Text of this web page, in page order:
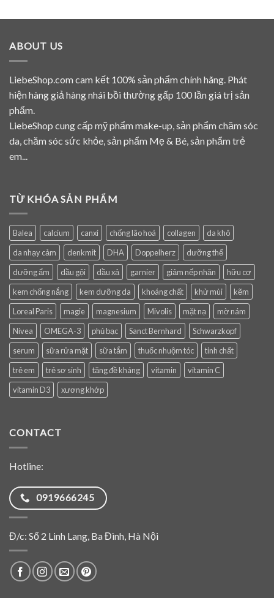
ABOUT US
LiebeShop.com cam kết 100% sản phẩm chính hãng. Phát
hiện hàng giả hàng nhái bồi thường gấp 100 lần giá trị sản
phẩm.
LiebeShop cung cấp mỹ phẩm make-up, sản phẩm chăm sóc
da, chăm sóc sức khỏe, sản phẩm Mẹ & Bé, sản phẩm trẻ
em...
TỪ KHÓA SẢN PHẨM
Balea calcium canxi chống lão hoá collagen
da khô
da nhạy cảm
denkmit DHA Doppelherz
dưỡng thể
dưỡng ẩm
dầu gội dầu xả garnier giảm nếp nhăn
hữu cơ
kem chống nắng
kem dưỡng da khoáng chất khử mùi
kẽm
Loreal Paris
magie magnesium Mivolis mặt nạ
mờ nám
Nivea
OMEGA-3 phủ bạc Sanct Bernhard
Schwarzkopf
serum
sữa rửa mặt sữa tắm thuốc nhuộm tóc
tinh chất
trẻ em
trẻ sơ sinh tăng đề kháng vitamin
vitamin C
vitamin D3
xương khớp
CONTACT
Hotline:
0919666245
Đ/c: Số 2 Linh Lang, Ba Đình, Hà Nội